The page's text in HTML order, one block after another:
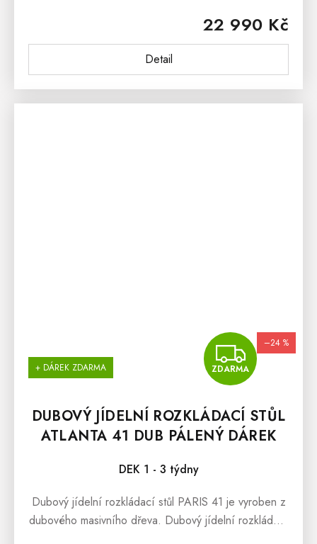
22 990 Kč
Detail
nádhernou kresbou dřeva....
+ DÁREK ZDARMA ZDARMA
–24 %
DUBOVÝ JÍDELNÍ ROZKLÁDACÍ STŮL
ATLANTA 41 DUB PÁLENÝ DÁREK
DEK 1 - 3 týdny
Dubový jídelní rozkládací stůl PARIS 41 je vyroben z
dubového masivního dřeva. Dubový jídelní rozkládací